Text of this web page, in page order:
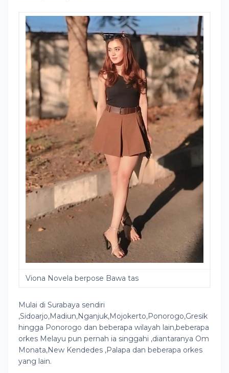
Viona Novela berpose Bawa tas
Mulai di Surabaya sendiri
,Sidoarjo,Madiun,Nganjuk,Mojokerto,Ponorogo,Gresik
hingga Ponorogo dan beberapa wilayah lain,beberapa
orkes Melayu pun pernah ia singgahi ,diantaranya Om
Monata,New Kendedes ,Palapa dan beberapa orkes
yang lain.